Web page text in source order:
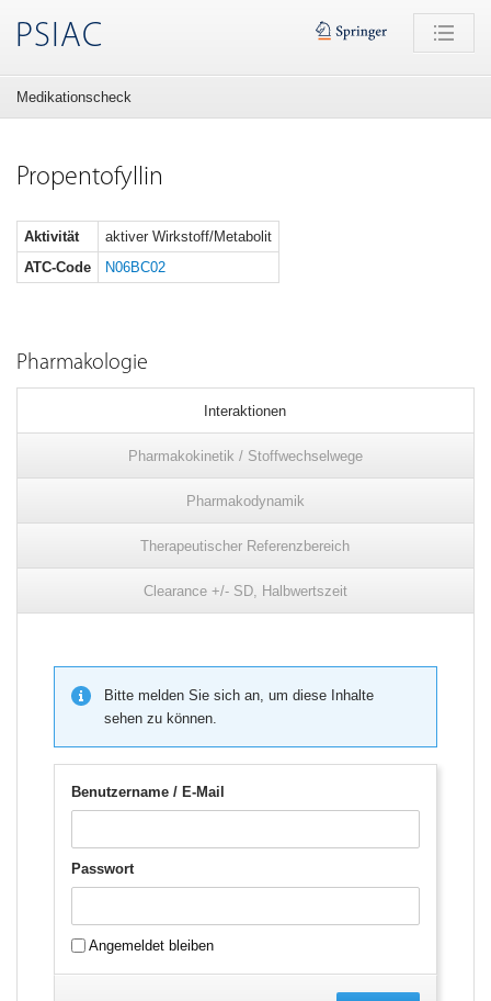
PSIAC
Medikationscheck
Propentofyllin
Aktivität
aktiver Wirkstoff/Metabolit
ATC-Code
N06BC02
Pharmakologie
Interaktionen
Pharmakokinetik / Stoffwechselwege
Pharmakodynamik
Therapeutischer Referenzbereich
Clearance +/- SD, Halbwertszeit
Bitte melden Sie sich an, um diese Inhalte
sehen zu können.
Benutzername / E-Mail
Passwort
Angemeldet bleiben